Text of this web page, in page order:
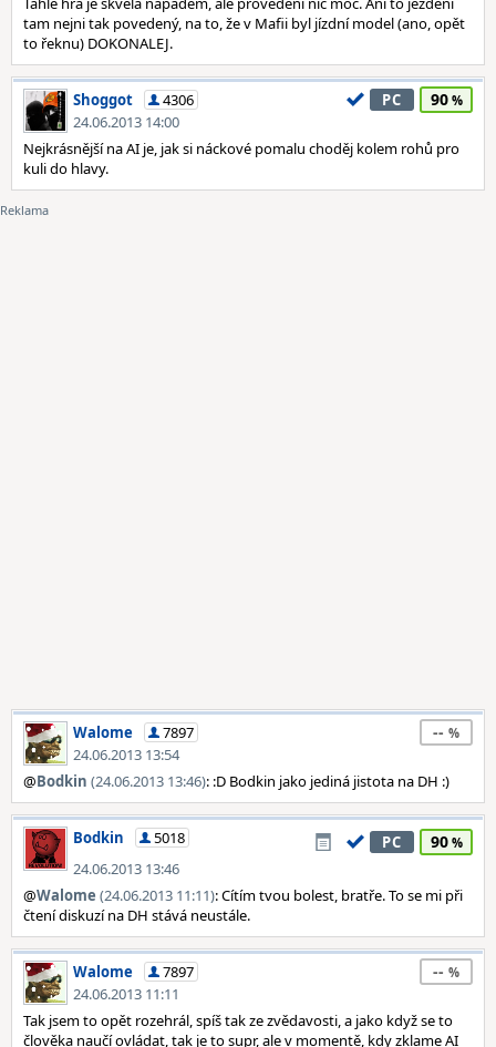
tam nejni tak povedený, na to, že v Mafii byl jízdní model (ano, opět
to řeknu) DOKONALEJ.
Shoggot
4306
24.06.2013 14:00
PC 90
Nejkrásnější na AI je, jak si náckové pomalu choděj kolem rohů pro
kuli do hlavy.
Walome
7897
24.06.2013 13:54
--
@Bodkin (24.06.2013 13:46): :D Bodkin jako jediná jistota na DH :)
Bodkin
5018
24.06.2013 13:46
PC 90
@Walome (24.06.2013 11:11): Cítím tvou bolest, bratře. To se mi při
čtení diskuzí na DH stává neustále.
Walome
7897
24.06.2013 11:11
--
Tak jsem to opět rozehrál, spíš tak ze zvědavosti, a jako když se to
člověka naučí ovládat, tak je to supr, ale v momentě, kdy zklame AI